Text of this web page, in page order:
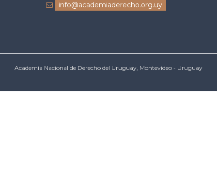
info@academiaderecho.org.uy
Academia Nacional de Derecho del Uruguay, Montevideo - Uruguay